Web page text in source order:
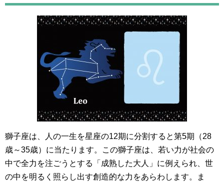
獅子座は、人の一生を星座の12期に分割すると第5期（28
歳～35歳）に当たります。この獅子座は、若い力が社会の
中で全力を注ごうとする「成熟した大人」に例えられ、世
の中を明るく照らし出す創造的な力をあらわします。ま